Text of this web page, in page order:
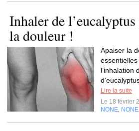
Inhaler de
la douleur !
Apaiser la
l’inhalation
Lire la suite
Le 18 février
NONE NONE